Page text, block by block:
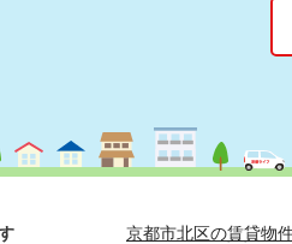
京都市北区の賃貸物